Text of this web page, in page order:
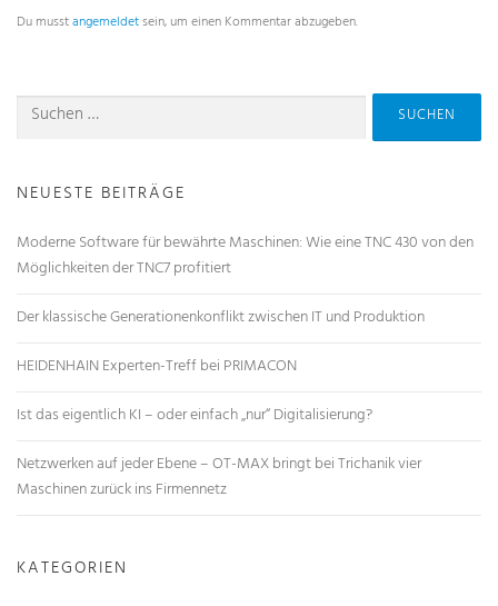
Du musstangemeldetsein, um einen Kommentar abzugeben.
NEUESTE BEITRÄGE
Moderne Software für bewährte Maschinen: Wie eine TNC 430 von den
Möglichkeiten der TNC7 profitiert
Der klassische Generationenkonflikt zwischen IT und Produktion
HEIDENHAIN Experten-Treff bei PRIMACON
Ist das eigentlich KI – oder einfach „nur“ Digitalisierung?
Netzwerken auf jeder Ebene – OT-MAX bringt bei Trichanik vier
Maschinen zurück ins Firmennetz
KATEGORIEN